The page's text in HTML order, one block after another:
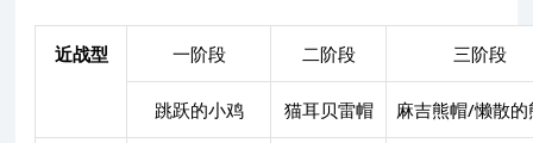
近战型 一阶段 二阶段 三阶段
跳跃的小鸡 猫耳贝雷帽 麻吉熊帽/懒散的